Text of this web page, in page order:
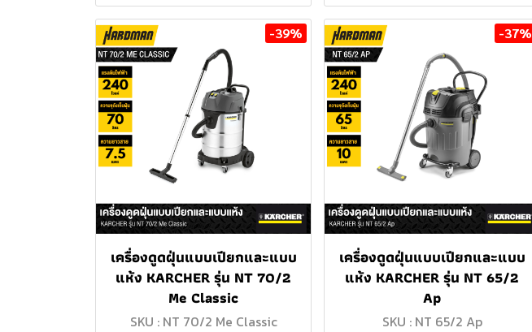
-39%
เครื่องดูดฝุ่นแบบเปียกและแบบ
แห้ง KARCHER รุ่น NT 70/2
Me Classic
SKU : NT 70/2 Me Classic
-37%
เครื่องดูดฝุ่นแบบเปียกและแบบ
แห้ง KARCHER รุ่น NT 65/2
Ap
SKU : NT 65/2 Ap